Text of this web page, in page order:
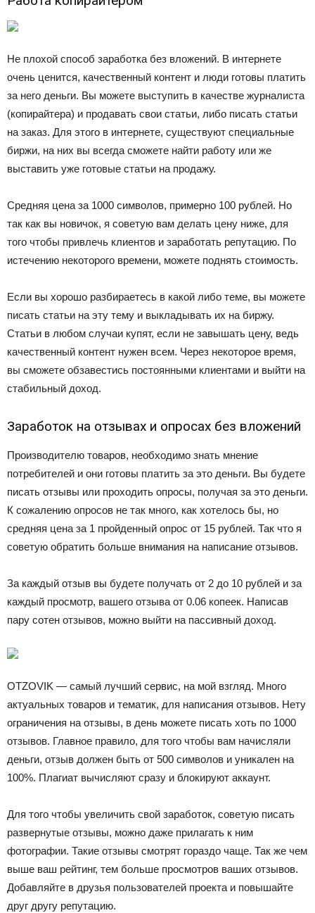
Не плохой способ заработка без вложений. В интернете
очень ценится, качественный контент и люди готовы платить
за него деньги. Вы можете выступить в качестве журналиста
(копирайтера) и продавать свои статьи, либо писать статьи
на заказ. Для этого в интернете, существуют специальные
биржи, на них вы всегда сможете найти работу или же
выставить уже готовые статьи на продажу.
Средняя цена за 1000 символов, примерно 100 рублей. Но
так как вы новичок, я советую вам делать цену ниже, для
того чтобы привлечь клиентов и заработать репутацию. По
истечению некоторого времени, можете поднять стоимость.
Если вы хорошо разбираетесь в какой либо теме, вы можете
писать статьи на эту тему и выкладывать их на биржу.
Статьи в любом случаи купят, если не завышать цену, ведь
качественный контент нужен всем. Через некоторое время,
вы сможете обзавестись постоянными клиентами и выйти на
стабильный доход.
Заработок на отзывах и опросах без вложений
Производителю товаров, необходимо знать мнение
потребителей и они готовы платить за это деньги. Вы будете
писать отзывы или проходить опросы, получая за это деньги.
К сожалению опросов не так много, как хотелось бы, но
средняя цена за 1 пройденный опрос от 15 рублей. Так что я
советую обратить больше внимания на написание отзывов.
За каждый отзыв вы будете получать от 2 до 10 рублей и за
каждый просмотр, вашего отзыва от 0.06 копеек. Написав
пару сотен отзывов, можно выйти на пассивный доход.
OTZOVIK — самый лучший сервис, на мой взгляд. Много
актуальных товаров и тематик, для написания отзывов. Нету
ограничения на отзывы, в день можете писать хоть по 1000
отзывов. Главное правило, для того чтобы вам начисляли
деньги, отзыв должен быть от 500 символов и уникален на
100%. Плагиат вычисляют сразу и блокируют аккаунт.
Для того чтобы увеличить свой заработок, советую писать
развернутые отзывы, можно даже прилагать к ним
фотографии. Такие отзывы смотрят гораздо чаще. Так же чем
выше ваш рейтинг, тем больше просмотров ваших отзывов.
Добавляйте в друзья пользователей проекта и повышайте
друг другу репутацию.